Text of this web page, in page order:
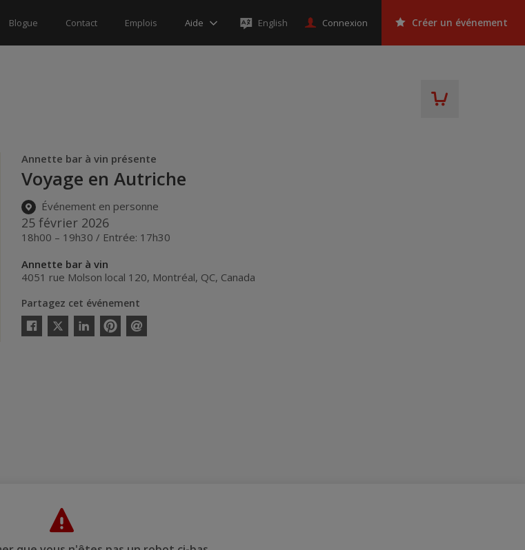
Blogue Contact Emplois Aide English Connexion Créer un événement
Annette bar à vin présente
Voyage en Autriche
Événement en personne
25 février 2026
18h00 – 19h30 / Entrée: 17h30
Annette bar à vin
4051 rue Molson local 120, Montréal, QC, Canada
Partagez cet événement
Facebook
Twitter
LinkedinPinterestEnvoyer